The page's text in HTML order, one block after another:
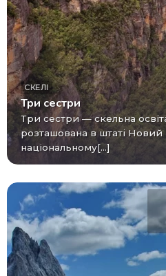
СКЕЛІ
Три сестри
Три сестри — скельна освіта в Австралії,
розташована в штаті Новий
національному[...]